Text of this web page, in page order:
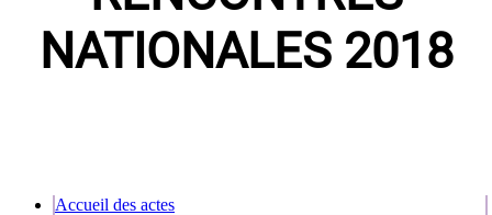
NATIONALES 2018
Accueil des actes